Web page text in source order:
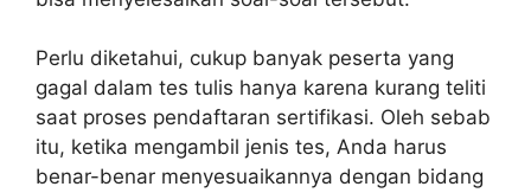
Perlu diketahui, cukup banyak peserta yang
gagal dalam tes tulis hanya karena kurang teliti
saat proses pendaftaran sertifikasi. Oleh sebab
itu, ketika mengambil jenis tes, Anda harus
benar-benar menyesuaikannya dengan bidang